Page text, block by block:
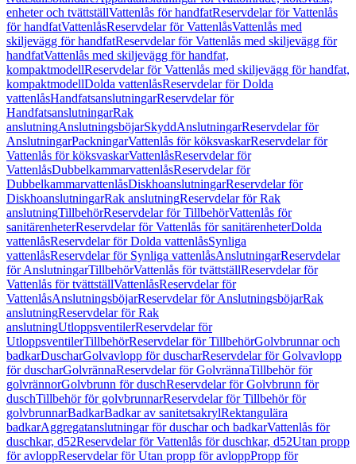
enheter och tvättställVattenlås för handfatReservdelar för Vattenlås
för handfatVattenlåsReservdelar för VattenlåsVattenlås med
skiljevägg för handfatReservdelar för Vattenlås med skiljevägg för
handfatVattenlås med skiljevägg för handfat,
kompaktmodellReservdelar för Vattenlås med skiljevägg för handfat,
kompaktmodellDolda vattenlåsReservdelar för Dolda
vattenlåsHandfatsanslutningarReservdelar för
HandfatsanslutningarRak
anslutningAnslutningsböjarSkyddAnslutningarReservdelar för
AnslutningarPackningarVattenlås för köksvaskarReservdelar för
Vattenlås för köksvaskarVattenlåsReservdelar för
VattenlåsDubbelkammarvattenlåsReservdelar för
DubbelkammarvattenlåsDiskhoanslutningarReservdelar för
DiskhoanslutningarRak anslutningReservdelar för Rak
anslutningTillbehörReservdelar för TillbehörVattenlås för
sanitärenheterReservdelar för Vattenlås för sanitärenheterDolda
vattenlåsReservdelar för Dolda vattenlåsSynliga
vattenlåsReservdelar för Synliga vattenlåsAnslutningarReservdelar
för AnslutningarTillbehörVattenlås för tvättställReservdelar för
Vattenlås för tvättställVattenlåsReservdelar för
VattenlåsAnslutningsböjarReservdelar för AnslutningsböjarRak
anslutningReservdelar för Rak
anslutningUtloppsventilerReservdelar för
UtloppsventilerTillbehörReservdelar för TillbehörGolvbrunnar och
badkarDuscharGolvavlopp för duscharReservdelar för Golvavlopp
för duscharGolvrännaReservdelar för GolvrännaTillbehör för
golvrännorGolvbrunn för duschReservdelar för Golvbrunn för
duschTillbehör för golvbrunnarReservdelar för Tillbehör för
golvbrunnarBadkarBadkar av sanitetsakrylRektangulära
badkarAggregatanslutningar för duschar och badkarVattenlås för
duschkar, d52Reservdelar för Vattenlås för duschkar, d52Utan propp
för avloppReservdelar för Utan propp för avloppPropp för